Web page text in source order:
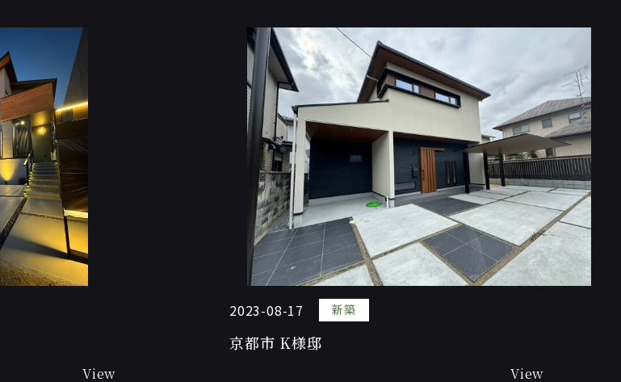
View
2023-08-17 新築
京都市 K様邸
View